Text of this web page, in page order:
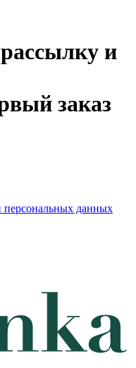
и
заказ
персональных данных